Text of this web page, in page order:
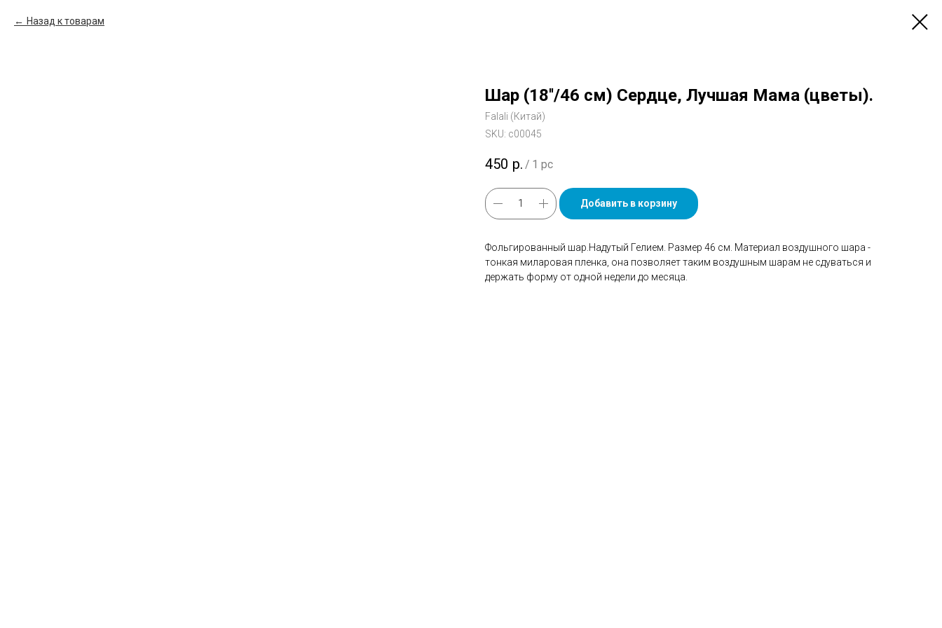
Назад к товарам
Шар (18''/46 см) Сердце, Лучшая Мама (цветы).
Falali (Китай)
SKU: с00045
450 р. / 1 pc
Добавить в корзину
Фольгированный шар.Надутый Гелием. Размер 46 см. Материал воздушного шара -
тонкая миларовая пленка, она позволяет таким воздушным шарам не сдуваться и
держать форму от одной недели до месяца.